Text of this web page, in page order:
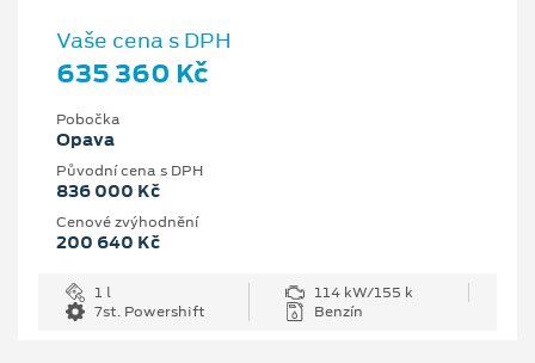
Vaše cena s DPH
635 360 Kč
Pobočka
Opava
Původní cena s DPH
836 000 Kč
Cenové zvýhodnění
200 640 Kč
1 l
114 kW/155 k
7st. Powershift
Benzín